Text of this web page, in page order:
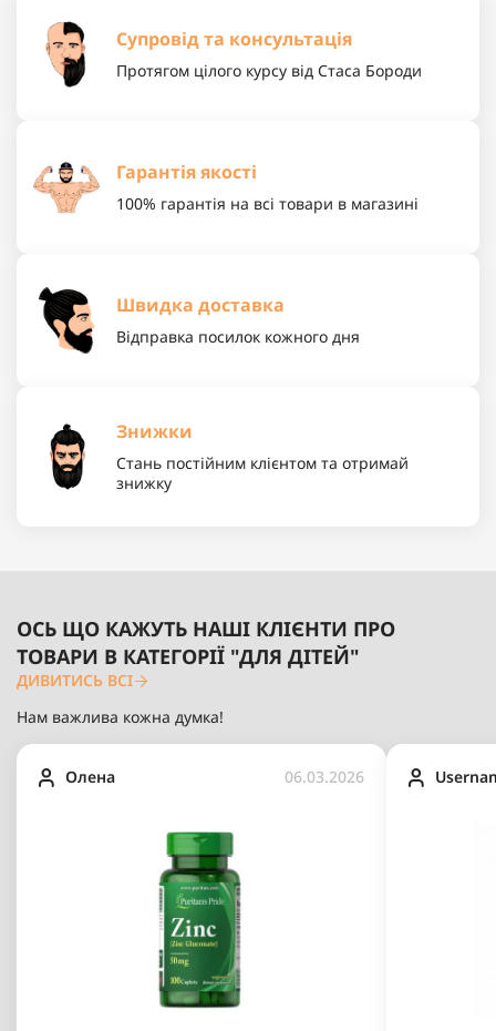
Супровід та консультація
Протягом цілого курсу від Стаса Бороди
Гарантія якості
100% гарантія на всі товари в магазині
Швидка доставка
Відправка посилок кожного дня
Знижки
Стань постійним клієнтом та отримай
знижку
ОСЬ ЩО КАЖУТЬ НАШІ КЛІЄНТИ ПРО
ТОВАРИ В КАТЕГОРІЇ "ДЛЯ ДІТЕЙ"
ДИВИТИСЬ ВСІ
Нам важлива кожна думка!
Олена 06.03.2026